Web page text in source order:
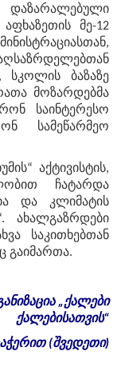
მე-12
სკოლის ბაზაზე
მოზარდებმა
საინტერესო
სამეწარმეო
აქტივისტის,
ჩატარდა
და კლიმატის
ახალგაზრდები
საკითხებთან
გაიმართა.
„ქალები
ქალებისათვის“
(შვედეთი)